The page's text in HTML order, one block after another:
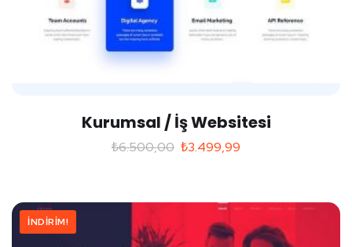
Kurumsal / İş Websitesi
₺6.500,00 ₺3.499,99
İNDIRIM!